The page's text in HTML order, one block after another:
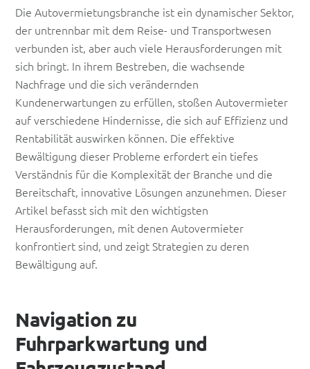
Herausforderungen
in
der
Autovermietungsbranche
meistern
Die Autovermietungsbranche ist ein dynamischer Sektor,
der untrennbar mit dem Reise- und Transportwesen
verbunden ist, aber auch viele Herausforderungen mit
sich bringt. In ihrem Bestreben, die wachsende
Nachfrage und die sich verändernden
Kundenerwartungen zu erfüllen, stoßen Autovermieter
auf verschiedene Hindernisse, die sich auf Effizienz und
Rentabilität auswirken können. Die effektive
Bewältigung dieser Probleme erfordert ein tiefes
Verständnis für die Komplexität der Branche und die
Bereitschaft, innovative Lösungen anzunehmen. Dieser
Artikel befasst sich mit den wichtigsten
Herausforderungen, mit denen Autovermieter
konfrontiert sind, und zeigt Strategien zu deren
Bewältigung auf.
Navigation zu
Fuhrparkwartung und